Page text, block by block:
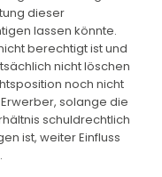
dieser
lassen könnte.
berechtigt ist und
nicht löschen
noch nicht
solange die
schuldrechtlich
ist, weiter Einfluss